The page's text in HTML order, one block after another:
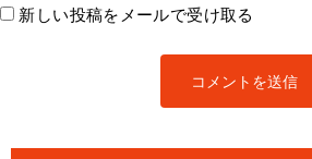
新しい投稿をメールで受け取る